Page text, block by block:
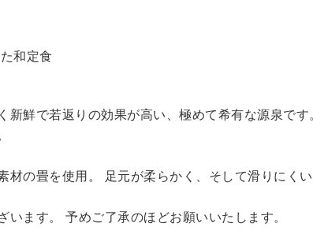
和定食
新鮮で若返りの効果が高い、極めて希有な源泉です
材の畳を使用。 足元が柔らかく、そして滑りにく
ます。 予めご了承のほどお願いいたします。